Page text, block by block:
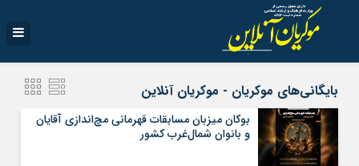
بایگانی‌های موکریان - موکریان آنلاین
بوکان میزبان مسابقات قهرمانی مچ‌اندازی آقایان
و بانوان شمال‌غرب کشور